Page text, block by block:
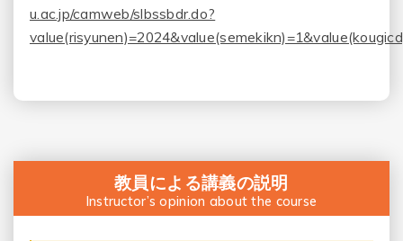
u.ac.jp/camweb/slbssbdr.do?
教員による講義の説明
Instructor’s opinion about the course